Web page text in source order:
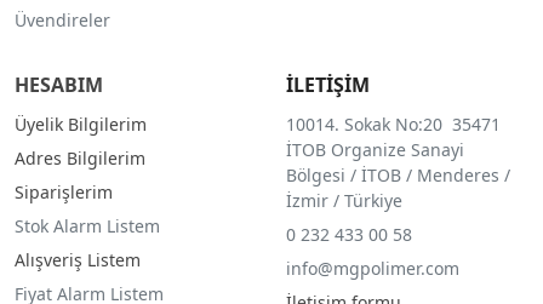
Üvendireler
HESABIM
Üyelik Bilgilerim
Adres Bilgilerim
Siparişlerim
Stok Alarm Listem
Alışveriş Listem
Fiyat Alarm Listem
İLETİŞİM
10014. Sokak No:20 35471
İTOB Organize Sanayi
Bölgesi / İTOB / Menderes /
İzmir / Türkiye
0 232 433 00 58
info@mgpolimer.com